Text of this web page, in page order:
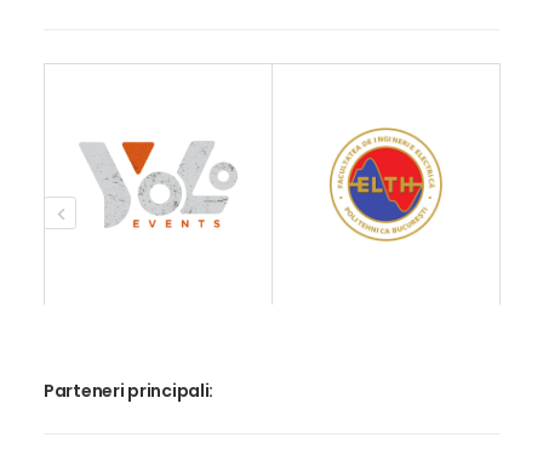
Parteneri principali: